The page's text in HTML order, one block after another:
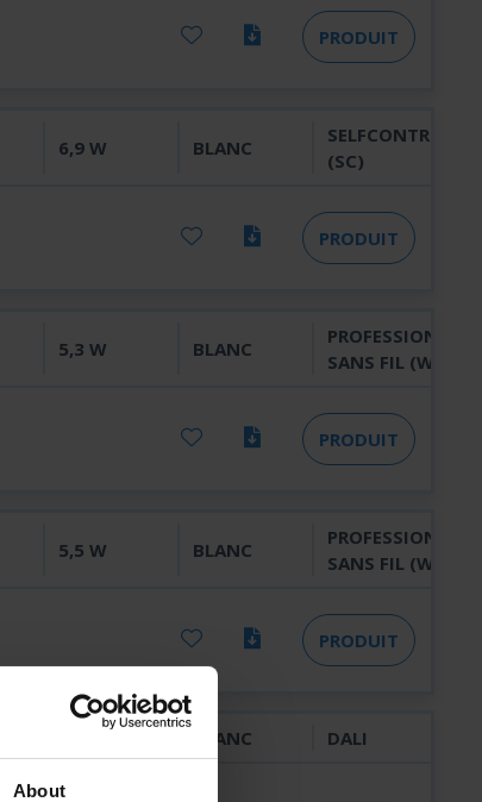
About
PRODUIT
6,9 W BLANC
SELFCONTROL
(SC)
PRODUIT
5,3 W BLANC
PROFESSIONNEL
SANS FIL (WL)
PRODUIT
5,5 W BLANC
PROFESSIONNEL
SANS FIL (WL)
PRODUIT
BLANC DALI